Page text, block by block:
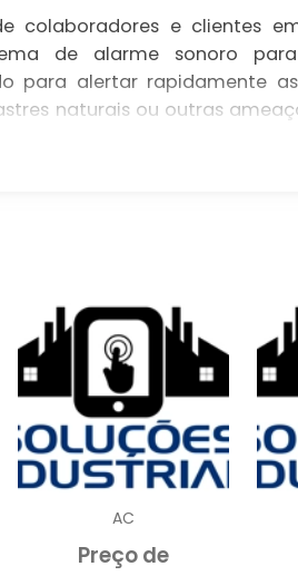
colaboradores e clientes
de alarme sonoro
para alertar rapidamente
naturais ou outras
desses sistemas
como a complexidade do
considerar a
mas também garanta
bem como na
SONORO
podem ser classificados em
específicas. Entre os
manuais requerem a ação
detectam
AC
Preço de